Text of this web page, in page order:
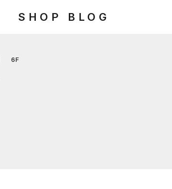
SHOP BLOG
6F